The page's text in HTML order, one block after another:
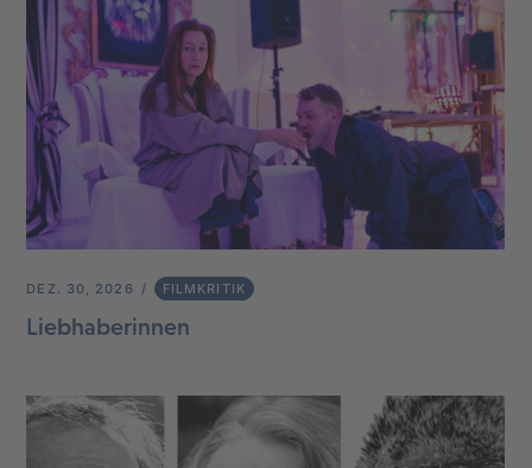
DEZ. 30, 2026 FILMKRITIK
Liebhaberinnen